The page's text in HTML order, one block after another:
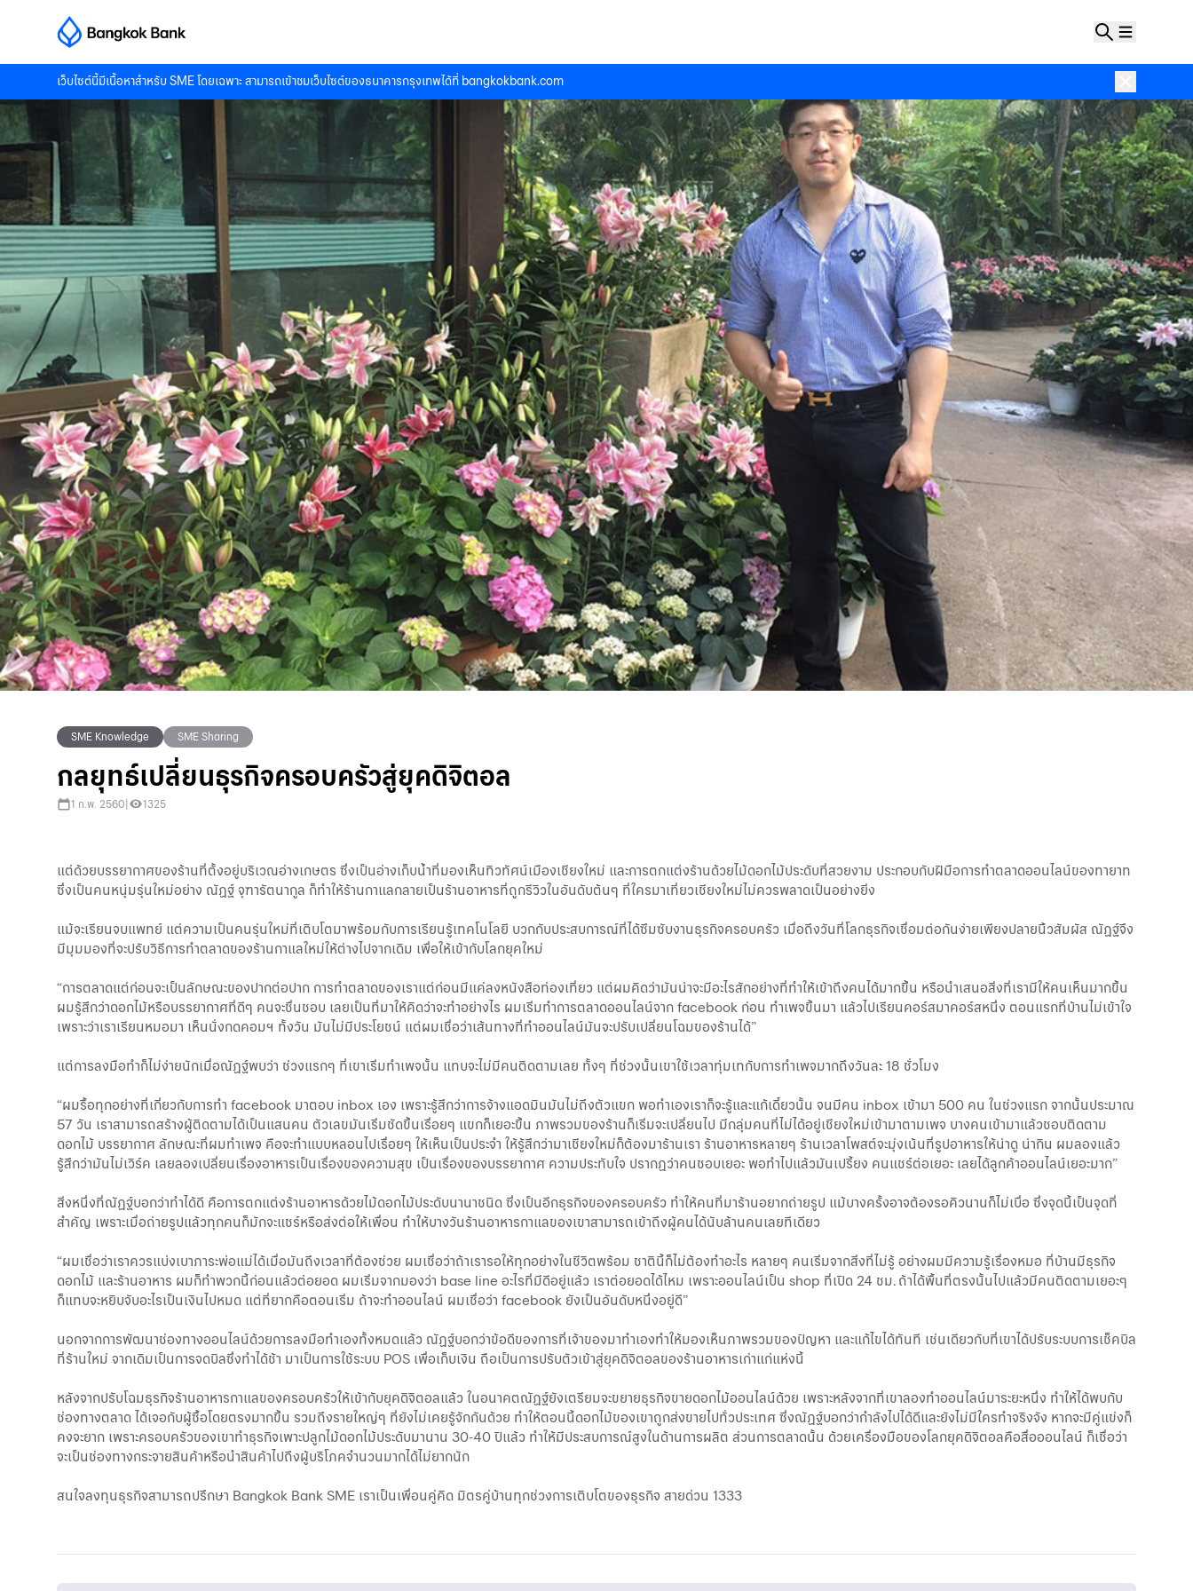
เว็บไซต์นี้มีเนื้อหาสำหรับ SME โดยเฉพาะ สามารถเข้าชมเว็บไซต์ของธนาคารกรุงเทพได้ที่ bangkokbank.com
SME Knowledge SME Sharing
กลยุทธ์เปลี่ยนธุรกิจครอบครัวสู่ยุคดิจิตอล
1 ก.พ. 2560 1325
แต่ด้วยบรรยากาศของร้านที่ตั้งอยู่บริเวณอ่างเกษตร ซึ่งเป็นอ่างเก็บน้ำที่มองเห็นทิวทัศน์เมืองเชียงใหม่ และการตกแต่งร้านด้วยไม้ดอกไม้ประดับที่สวยงาม ประกอบกับฝีมือการทำตลาดออนไลน์ของทายาท
ซึ่งเป็นคนหนุ่มรุ่นใหม่อย่าง ณัฏฐ์ จุฑารัตนากูล ก็ทำให้ร้านกาแลกลายเป็นร้านอาหารที่ถูกรีวิวในอันดับต้นๆ ที่ใครมาเที่ยวเชียงใหม่ไม่ควรพลาดเป็นอย่างยิ่ง
แม้จะเรียนจบแพทย์ แต่ความเป็นคนรุ่นใหม่ที่เติบโตมาพร้อมกับการเรียนรู้เทคโนโลยี บวกกับประสบการณ์ที่ได้ซึมซับงานธุรกิจครอบครัว เมื่อถึงวันที่โลกธุรกิจเชื่อมต่อกันง่ายเพียงปลายนิ้วสัมผัส ณัฏฐ์จึง
มีมุมมองที่จะปรับวิธีการทำตลาดของร้านกาแลใหม่ให้ต่างไปจากเดิม เพื่อให้เข้ากับโลกยุคใหม่
“การตลาดแต่ก่อนจะเป็นลักษณะของปากต่อปาก การทำตลาดของเราแต่ก่อนมีแค่ลงหนังสือท่องเที่ยว แต่ผมคิดว่ามันน่าจะมีอะไรสักอย่างที่ทำให้เข้าถึงคนได้มากขึ้น หรือนำเสนอสิ่งที่เรามีให้คนเห็นมากขึ้น
ผมรู้สึกว่าดอกไม้หรือบรรยากาศที่ดีๆ คนจะชื่นชอบ เลยเป็นที่มาให้คิดว่าจะทำอย่างไร ผมเริ่มทำการตลาดออนไลน์จาก facebook ก่อน ทำเพจขึ้นมา แล้วไปเรียนคอร์สมาคอร์สหนึ่ง ตอนแรกที่บ้านไม่เข้าใจ
เพราะว่าเราเรียนหมอมา เห็นนั่งกดคอมฯ ทั้งวัน มันไม่มีประโยชน์ แต่ผมเชื่อว่าเส้นทางที่ทำออนไลน์มันจะปรับเปลี่ยนโฉมของร้านได้”
แต่การลงมือทำก็ไม่ง่ายนักเมื่อณัฏฐ์พบว่า ช่วงแรกๆ ที่เขาเริ่มทำเพจนั้น แทบจะไม่มีคนติดตามเลย ทั้งๆ ที่ช่วงนั้นเขาใช้เวลาทุ่มเทกับการทำเพจมากถึงวันละ 18 ชั่วโมง
“ผมรื้อทุกอย่างที่เกี่ยวกับการทำ facebook มาตอบ inbox เอง เพราะรู้สึกว่าการจ้างแอดมินมันไม่ถึงตัวแขก พอทำเองเราก็จะรู้และแก้เดี๋ยวนั้น จนมีคน inbox เข้ามา 500 คน ในช่วงแรก จากนั้นประมาณ
57 วัน เราสามารถสร้างผู้ติดตามได้เป็นแสนคน ตัวเลขมันเริ่มชัดขึ้นเรื่อยๆ แขกก็เยอะขึ้น ภาพรวมของร้านก็เริ่มจะเปลี่ยนไป มีกลุ่มคนที่ไม่ได้อยู่เชียงใหม่เข้ามาตามเพจ บางคนเข้ามาแล้วชอบติดตาม
ดอกไม้ บรรยากาศ ลักษณะที่ผมทำเพจ คือจะทำแบบหลอนไปเรื่อยๆ ให้เห็นเป็นประจำ ให้รู้สึกว่ามาเชียงใหม่ก็ต้องมาร้านเรา ร้านอาหารหลายๆ ร้านเวลาโพสต์จะมุ่งเน้นที่รูปอาหารให้น่าดู น่ากิน ผมลองแล้ว
รู้สึกว่ามันไม่เวิร์ค เลยลองเปลี่ยนเรื่องอาหารเป็นเรื่องของความสุข เป็นเรื่องของบรรยากาศ ความประทับใจ ปรากฏว่าคนชอบเยอะ พอทำไปแล้วมันเปรี้ยง คนแชร์ต่อเยอะ เลยได้ลูกค้าออนไลน์เยอะมาก”
สิ่งหนึ่งที่ณัฏฐ์บอกว่าทำได้ดี คือการตกแต่งร้านอาหารด้วยไม้ดอกไม้ประดับนานาชนิด ซึ่งเป็นอีกธุรกิจของครอบครัว ทำให้คนที่มาร้านอยากถ่ายรูป แม้บางครั้งอาจต้องรอคิวนานก็ไม่เบื่อ ซึ่งจุดนี้เป็นจุดที่
สำคัญ เพราะเมื่อถ่ายรูปแล้วทุกคนก็มักจะแชร์หรือส่งต่อให้เพื่อน ทำให้บางวันร้านอาหารกาแลของเขาสามารถเข้าถึงผู้คนได้นับล้านคนเลยทีเดียว
“ผมเชื่อว่าเราควรแบ่งเบาภาระพ่อแม่ได้เมื่อมันถึงเวลาที่ต้องช่วย ผมเชื่อว่าถ้าเรารอให้ทุกอย่างในชีวิตพร้อม ชาตินี้ก็ไม่ต้องทำอะไร หลายๆ คนเริ่มจากสิ่งที่ไม่รู้ อย่างผมมีความรู้เรื่องหมอ ที่บ้านมีธุรกิจ
ดอกไม้ และร้านอาหาร ผมก็ทำพวกนี้ก่อนแล้วต่อยอด ผมเริ่มจากมองว่า base line อะไรที่มีดีอยู่แล้ว เราต่อยอดได้ไหม เพราะออนไลน์เป็น shop ที่เปิด 24 ชม. ถ้าได้พื้นที่ตรงนั้นไปแล้วมีคนติดตามเยอะๆ
ก็แทบจะหยิบจับอะไรเป็นเงินไปหมด แต่ที่ยากคือตอนเริ่ม ถ้าจะทำออนไลน์ ผมเชื่อว่า facebook ยังเป็นอันดับหนึ่งอยู่ดี”
นอกจากการพัฒนาช่องทางออนไลน์ด้วยการลงมือทำเองทั้งหมดแล้ว ณัฏฐ์บอกว่าข้อดีของการที่เจ้าของมาทำเองทำให้มองเห็นภาพรวมของปัญหา และแก้ไขได้ทันที เช่นเดียวกับที่เขาได้ปรับระบบการเช็คบิล
ที่ร้านใหม่ จากเดิมเป็นการจดบิลซึ่งทำได้ช้า มาเป็นการใช้ระบบ POS เพื่อเก็บเงิน ถือเป็นการปรับตัวเข้าสู่ยุคดิจิตอลของร้านอาหารเก่าแก่แห่งนี้
หลังจากปรับโฉมธุรกิจร้านอาหารกาแลของครอบครัวให้เข้ากับยุคดิจิตอลแล้ว ในอนาคตณัฏฐ์ยังเตรียมจะขยายธุรกิจขายดอกไม้ออนไลน์ด้วย เพราะหลังจากที่เขาลองทำออนไลน์มาระยะหนึ่ง ทำให้ได้พบกับ
ช่องทางตลาด ได้เจอกับผู้ซื้อโดยตรงมากขึ้น รวมถึงรายใหญ่ๆ ที่ยังไม่เคยรู้จักกันด้วย ทำให้ตอนนี้ดอกไม้ของเขาถูกส่งขายไปทั่วประเทศ ซึ่งณัฏฐ์บอกว่ากำลังไปได้ดีและยังไม่มีใครทำจริงจัง หากจะมีคู่แข่งก็
คงจะยาก เพราะครอบครัวของเขาทำธุรกิจเพาะปลูกไม้ดอกไม้ประดับมานาน 30-40 ปีแล้ว ทำให้มีประสบการณ์สูงในด้านการผลิต ส่วนการตลาดนั้น ด้วยเครื่องมือของโลกยุคดิจิตอลคือสื่อออนไลน์ ก็เชื่อว่า
จะเป็นช่องทางกระจายสินค้าหรือนำสินค้าไปถึงผู้บริโภคจำนวนมากได้ไม่ยากนัก
สนใจลงทุนธุรกิจสามารถปรึกษา Bangkok Bank SME เราเป็นเพื่อนคู่คิด มิตรคู่บ้านทุกช่วงการเติบโตของธุรกิจ สายด่วน 1333